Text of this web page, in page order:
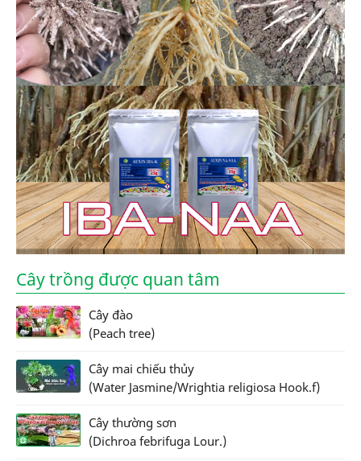
Cây trồng được quan tâm
Cây đào
(Peach tree)
Cây mai chiếu thủy
(Water Jasmine/Wrightia religiosa Hook.f)
Cây thường sơn
(Dichroa febrifuga Lour.)